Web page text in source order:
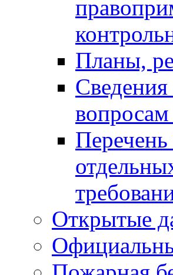
Планы,
Открытые